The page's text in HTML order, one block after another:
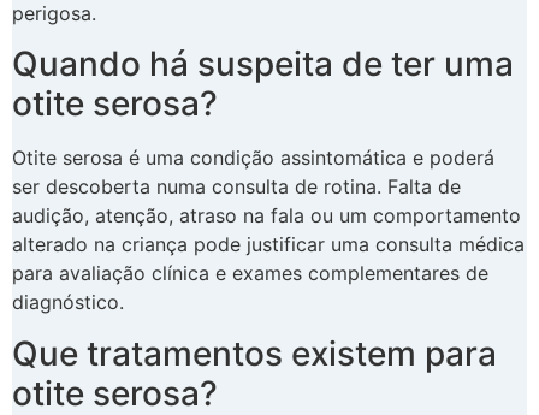
perigosa.
Quando há suspeita de ter uma
otite serosa?
Otite serosa é uma condição assintomática e poderá
ser descoberta numa consulta de rotina. Falta de
audição, atenção, atraso na fala ou um comportamento
alterado na criança pode justificar uma consulta médica
para avaliação clínica e exames complementares de
diagnóstico.
Que tratamentos existem para
otite serosa?